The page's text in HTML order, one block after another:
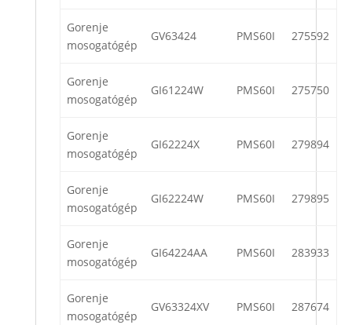
Gorenje
mosogatógép
GV63424 PMS60I 275592
Gorenje
mosogatógép
GI61224W PMS60I 275750
Gorenje
mosogatógép
GI62224X PMS60I 279894
Gorenje
mosogatógép
GI62224W PMS60I 279895
Gorenje
mosogatógép
GI64224AA PMS60I 283933
Gorenje
mosogatógép
GV63324XV PMS60I 287674